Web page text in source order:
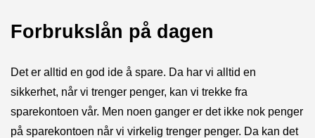
Forbrukslån på dagen
Det er alltid en god ide å spare. Da har vi alltid en
sikkerhet, når vi trenger penger, kan vi trekke fra
sparekontoen vår. Men noen ganger er det ikke nok penger
på sparekontoen når vi virkelig trenger penger. Da kan det